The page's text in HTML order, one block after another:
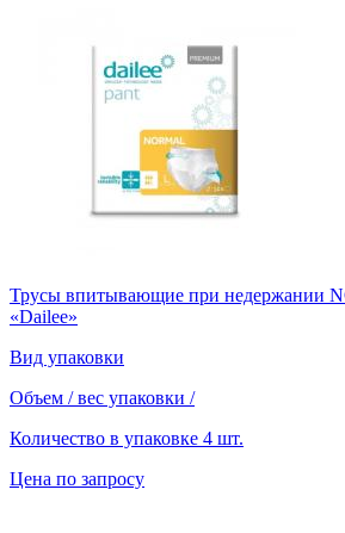
Трусы впитывающие при недержании
«Dailee»
Вид упаковки
Объем / вес упаковки /
Количество в упаковке 4 шт.
Цена по запросу